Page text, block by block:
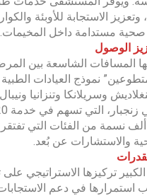
الاستجابة للأوبئة
مستدامة داخل المخيمات.
الوصول
المسافات الشاسعة بين
الوصول إلى 250 ألف نسمة من
والاستشارات عن بُعد.
تركيزها الاستراتيجي على
في دعم الاستجابات